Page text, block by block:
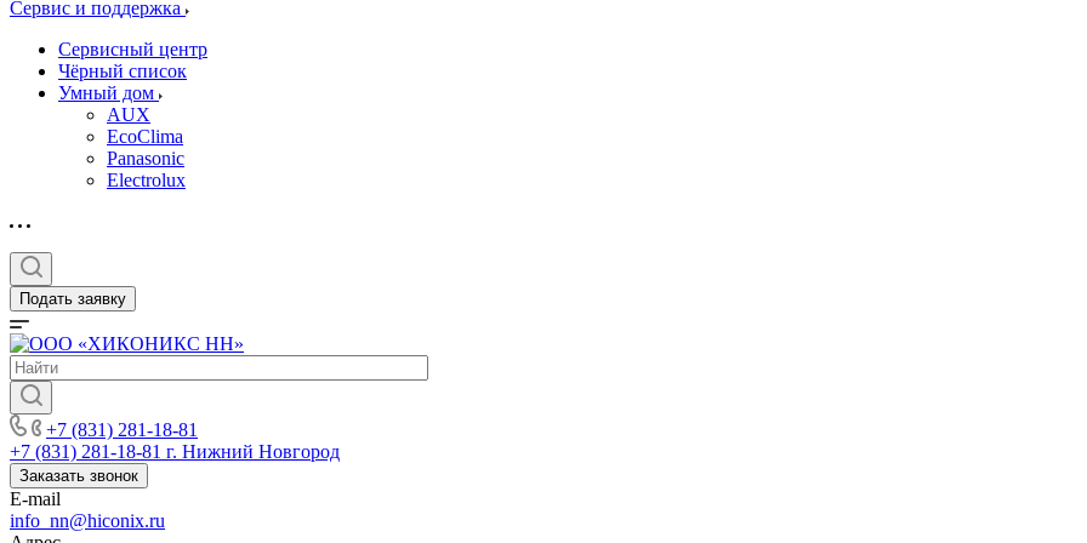
Сервис и поддержка
Сервисный центр
Чёрный список
Умный дом
AUX
EcoClima
Panasonic
Electrolux
Подать заявку
+7 (831) 281-18-81
+7 (831) 281-18-81 г. Нижний Новгород
Заказать звонок
E-mail
info_nn@hiconix.ru